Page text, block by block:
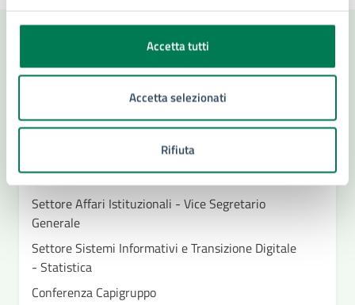
Accetta tutti
Accetta selezionati
Rifiuta
Contenuti correlati
Amministrazione
Ufficio Di Gabinetto
Settore Affari Istituzionali - Vice Segretario
Generale
Settore Sistemi Informativi e Transizione Digitale
- Statistica
Conferenza Capigruppo